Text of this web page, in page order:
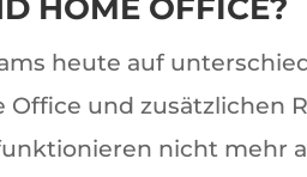
HOME OFFICE?
heute auf
und zusätzlichen
nicht mehr